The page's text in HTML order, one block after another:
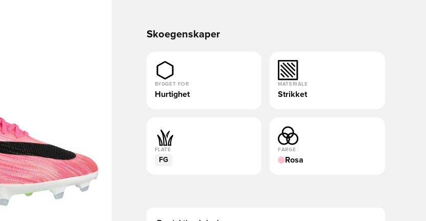
Skoegenskaper
BYGGET FOR
Hurtighet
MATERIALE
Strikket
FLATE
FG
FARGE
Rosa